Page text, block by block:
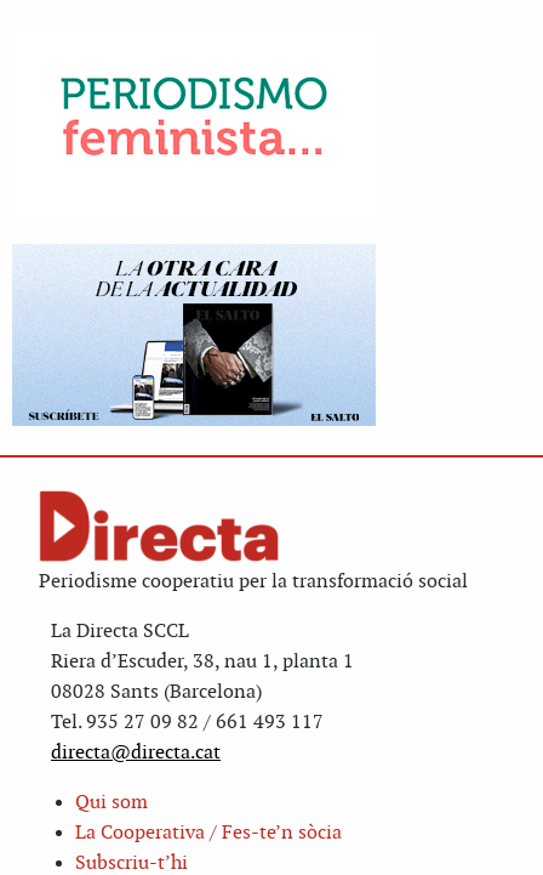
Periodisme cooperatiu per la transformació social
La Directa SCCL
Riera d’Escuder, 38, nau 1, planta 1
08028 Sants (Barcelona)
Tel. 935 27 09 82 / 661 493 117
directa@directa.cat
Qui som
La Cooperativa / Fes-te’n sòcia
Subscriu-t’hi